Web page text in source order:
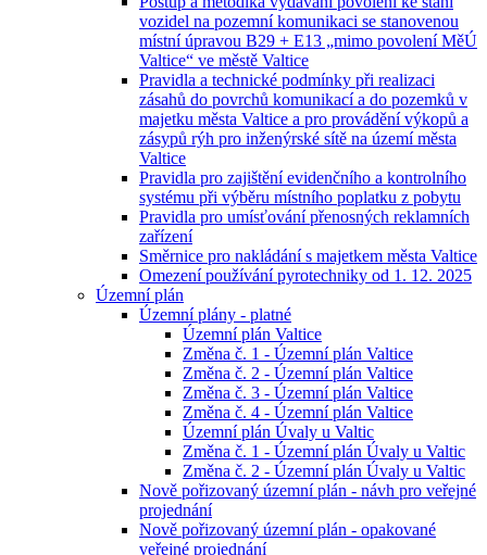
vozidel na pozemní komunikaci se stanovenou
místní úpravou B29 + E13 „mimo povolení MěÚ
Valtice“ ve městě Valtice
Pravidla a technické podmínky při realizaci
zásahů do povrchů komunikací a do pozemků v
majetku města Valtice a pro provádění výkopů a
zásypů rýh pro inženýrské sítě na území města
Valtice
Pravidla pro zajištění evidenčního a kontrolního
systému při výběru místního poplatku z pobytu
Pravidla pro umísťování přenosných reklamních
zařízení
Směrnice pro nakládání s majetkem města Valtice
Omezení používání pyrotechniky od 1. 12. 2025
Územní plán
Územní plány - platné
Územní plán Valtice
Změna č. 1 - Územní plán Valtice
Změna č. 2 - Územní plán Valtice
Změna č. 3 - Územní plán Valtice
Změna č. 4 - Územní plán Valtice
Územní plán Úvaly u Valtic
Změna č. 1 - Územní plán Úvaly u Valtic
Změna č. 2 - Územní plán Úvaly u Valtic
Nově pořizovaný územní plán - návh pro veřejné
projednání
Nově pořizovaný územní plán - opakované
veřejné projednání